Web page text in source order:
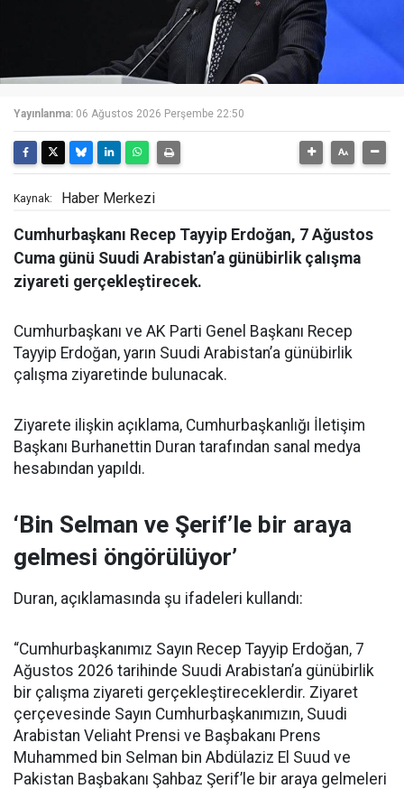
Yayınlanma: 06 Ağustos 2026 Perşembe 22:50
Kaynak: Haber Merkezi
Cumhurbaşkanı Recep Tayyip Erdoğan, 7 Ağustos
Cuma günü Suudi Arabistan’a günübirlik çalışma
ziyareti gerçekleştirecek.
Cumhurbaşkanı ve AK Parti Genel Başkanı Recep
Tayyip Erdoğan, yarın Suudi Arabistan’a günübirlik
çalışma ziyaretinde bulunacak.
Ziyarete ilişkin açıklama, Cumhurbaşkanlığı İletişim
Başkanı Burhanettin Duran tarafından sanal medya
hesabından yapıldı.
‘Bin Selman ve Şerif’le bir araya
gelmesi öngörülüyor’
Duran, açıklamasında şu ifadeleri kullandı:
“Cumhurbaşkanımız Sayın Recep Tayyip Erdoğan, 7
Ağustos 2026 tarihinde Suudi Arabistan’a günübirlik
bir çalışma ziyareti gerçekleştireceklerdir. Ziyaret
çerçevesinde Sayın Cumhurbaşkanımızın, Suudi
Arabistan Veliaht Prensi ve Başbakanı Prens
Muhammed bin Selman bin Abdülaziz El Suud ve
Pakistan Başbakanı Şahbaz Şerif’le bir araya gelmeleri